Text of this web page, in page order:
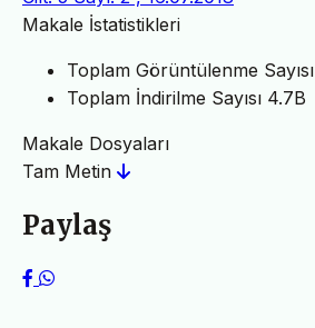
Makale İstatistikleri
Toplam Görüntülenme Sayısı
Toplam İndirilme Sayısı 4.7B
Makale Dosyaları
Tam Metin
Paylaş